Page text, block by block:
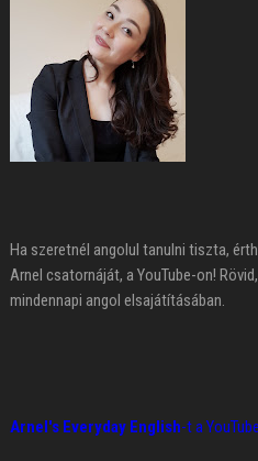
Ha szeretnél angolul tanulni tiszta,
Arnel csatornáját, a YouTube-on!
mindennapi angol elsajátításában.
Arnel's Everyday English-t a